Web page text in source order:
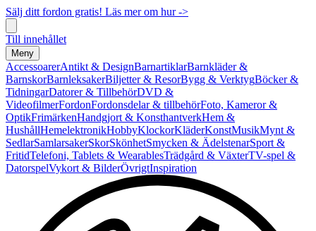
Sälj ditt fordon gratis! Läs mer om hur ->
Till innehållet
Meny
AccessoarerAntikt & DesignBarnartiklarBarnkläder &
BarnskorBarnleksakerBiljetter & ResorBygg & VerktygBöcker &
TidningarDatorer & TillbehörDVD &
VideofilmerFordonFordonsdelar & tillbehörFoto, Kameror &
OptikFrimärkenHandgjort & KonsthantverkHem &
HushållHemelektronikHobbyKlockorKläderKonstMusikMynt &
SedlarSamlarsakerSkorSkönhetSmycken & ÄdelstenarSport &
FritidTelefoni, Tablets & WearablesTrädgård & VäxterTV-spel &
DatorspelVykort & BilderÖvrigtInspiration